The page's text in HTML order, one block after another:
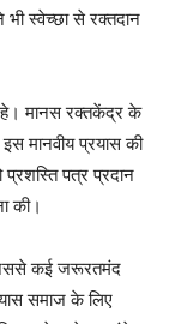
स्वेच्छा से रक्तदान
मानस रक्तकेंद्र के
मानवीय प्रयास की
पत्र प्रदान
की।
कई जरूरतमंद
समाज के लिए